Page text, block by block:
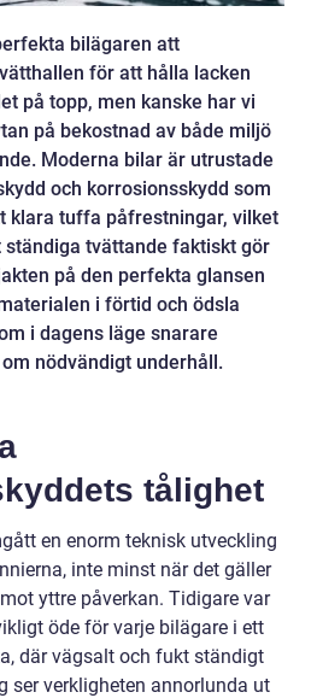
bilägaren att
för att hålla lacken
på topp, men kanske har vi
på bekostnad av både miljö
Moderna bilar är utrustade
och korrosionsskydd som
klara tuffa påfrestningar, vilket
tvättande faktiskt gör
på den perfekta glansen
i förtid och ödsla
i dagens läge snarare
nödvändigt underhåll.
tålighet
en enorm teknisk utveckling
inte minst när det gäller
yttre påverkan. Tidigare var
öde för varje bilägare i ett
där vägsalt och fukt ständigt
ser verkligheten annorlunda ut